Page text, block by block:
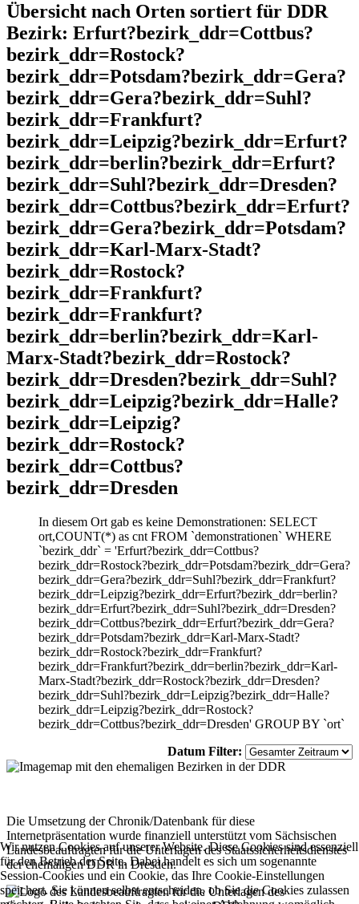
Übersicht nach Orten sortiert für DDR
Bezirk: Erfurt?bezirk_ddr=Cottbus?
bezirk_ddr=Rostock?
bezirk_ddr=Potsdam?bezirk_ddr=Gera?
bezirk_ddr=Gera?bezirk_ddr=Suhl?
bezirk_ddr=Frankfurt?
bezirk_ddr=Leipzig?bezirk_ddr=Erfurt?
bezirk_ddr=berlin?bezirk_ddr=Erfurt?
bezirk_ddr=Suhl?bezirk_ddr=Dresden?
bezirk_ddr=Cottbus?bezirk_ddr=Erfurt?
bezirk_ddr=Gera?bezirk_ddr=Potsdam?
bezirk_ddr=Karl-Marx-Stadt?
bezirk_ddr=Rostock?
bezirk_ddr=Frankfurt?
bezirk_ddr=Frankfurt?
bezirk_ddr=berlin?bezirk_ddr=Karl-
Marx-Stadt?bezirk_ddr=Rostock?
bezirk_ddr=Dresden?bezirk_ddr=Suhl?
bezirk_ddr=Leipzig?bezirk_ddr=Halle?
bezirk_ddr=Leipzig?
bezirk_ddr=Rostock?
bezirk_ddr=Cottbus?
bezirk_ddr=Dresden
In diesem Ort gab es keine Demonstrationen: SELECT
ort,COUNT(*) as cnt FROM `demonstrationen` WHERE
`bezirk_ddr` = 'Erfurt?bezirk_ddr=Cottbus?
bezirk_ddr=Rostock?bezirk_ddr=Potsdam?bezirk_ddr=Gera?
bezirk_ddr=Gera?bezirk_ddr=Suhl?bezirk_ddr=Frankfurt?
bezirk_ddr=Leipzig?bezirk_ddr=Erfurt?bezirk_ddr=berlin?
bezirk_ddr=Erfurt?bezirk_ddr=Suhl?bezirk_ddr=Dresden?
bezirk_ddr=Cottbus?bezirk_ddr=Erfurt?bezirk_ddr=Gera?
bezirk_ddr=Potsdam?bezirk_ddr=Karl-Marx-Stadt?
bezirk_ddr=Rostock?bezirk_ddr=Frankfurt?
bezirk_ddr=Frankfurt?bezirk_ddr=berlin?bezirk_ddr=Karl-
Marx-Stadt?bezirk_ddr=Rostock?bezirk_ddr=Dresden?
bezirk_ddr=Suhl?bezirk_ddr=Leipzig?bezirk_ddr=Halle?
bezirk_ddr=Leipzig?bezirk_ddr=Rostock?
bezirk_ddr=Cottbus?bezirk_ddr=Dresden' GROUP BY `ort`
Datum Filter:
Die Umsetzung der Chronik/Datenbank für diese
Internetpräsentation wurde finanziell unterstützt vom Sächsischen
Landesbeauftragten für die Unterlagen des Staatssicherheitsdienstes
der ehemaligen DDR in Dresden.
Wir nutzen Cookies auf unserer Website. Diese Cookies sind essenziell
für den Betrieb der Seite. Dabei handelt es sich um sogenannte
Session-Cookies und ein Cookie, das Ihre Cookie-Einstellungen
speichert. Sie können selbst entscheiden, ob Sie die Cookies zulassen